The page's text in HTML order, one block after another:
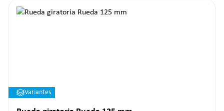
Variantes